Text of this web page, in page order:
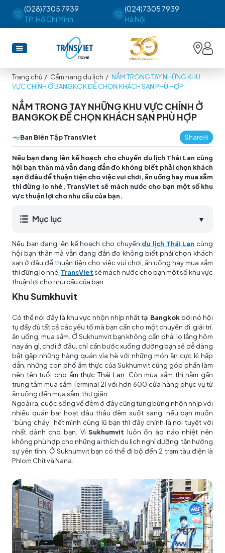
(028)7305 7939
TP. Hồ Chí Minh
(024)7305 7939
Hà Nội
Trang chủ / Cẩm nang du lịch / NẮM TRONG TAY NHỮNG KHU
VỰC CHÍNH Ở BANGKOK ĐỂ CHỌN KHÁCH SẠN PHÙ HỢP
NẮM TRONG TAY NHỮNG KHU VỰC CHÍNH Ở
BANGKOK ĐỂ CHỌN KHÁCH SẠN PHÙ HỢP
Ban Biên Tập TransViet Share
Nếu bạn đang lên kế hoạch cho chuyến du lịch Thái Lan cùng
hội bạn thân mà vẫn đang đắn đo không biết phải chọn khách
sạn ở đâu để thuận tiện cho việc vui chơi, ăn uống hay mua sắm
thì đừng lo nhé, TransViet sẽ mách nước cho bạn một số khu
vực thuận lợi cho nhu cầu của bạn.
Mục lục ▼
Nếu bạn đang lên kế hoạch cho chuyến du lịch Thái Lan cùng
hội bạn thân mà vẫn đang đắn đo không biết phải chọn khách
sạn ở đâu để thuận tiện cho việc vui chơi, ăn uống hay mua sắm
thì đừng lo nhé, TransVietsẽ mách nước cho bạn một số khu vực
thuận lợi cho nhu cầu của bạn.
Khu Sumkhuvit
Có thể nói đây là khu vực nhộn nhịp nhất tại Bangkokbởi nó hội
tụ đầy đủ tất cả các yếu tố mà bạn cần cho một chuyến đi: giải trí,
ăn uống, mua sắm. Ở Sukhumvit bạn không cần phải lo lắng hôm
nay ăn gì, chơi ở đâu, chỉ cần bước xuống đường bạn sẽ dễ dàng
bắt gặp những hàng quán vỉa hè với những món ăn cực kì hấp
dẫn, những con phố ẩm thực của Sukhumvit cũng góp phần làm
nên tên tuổi cho ẩm thực Thái Lan . Còn mua sắm thì nằm gần
trung tâm mua sắm Terminal 21 với hơn 600 cửa hàng phục vụ từ
ăn uống đến mua sắm, thư giãn.
Ngoài ra, cuộc sống về đêm ở đây cũng tưng bừng nhộn nhịp với
nhiều quán bar hoạt đâu thâu đêm suốt sang, nếu bạn muốn
“bùng cháy” hết mình cùng lũ bạn thì đây chính là nơi tuyệt vời
nhất dành cho bạn. VìSukhumvit luôn ồn ào náo nhiệt nên
không phù hợp cho những ai thích du lịch nghỉ dưỡng, tận hưởng
sự yên tĩnh. Ở Sukhumvit bạn có thể đi bộ đến 2 trạm tàu điện là
Phlom Chit và Nana.